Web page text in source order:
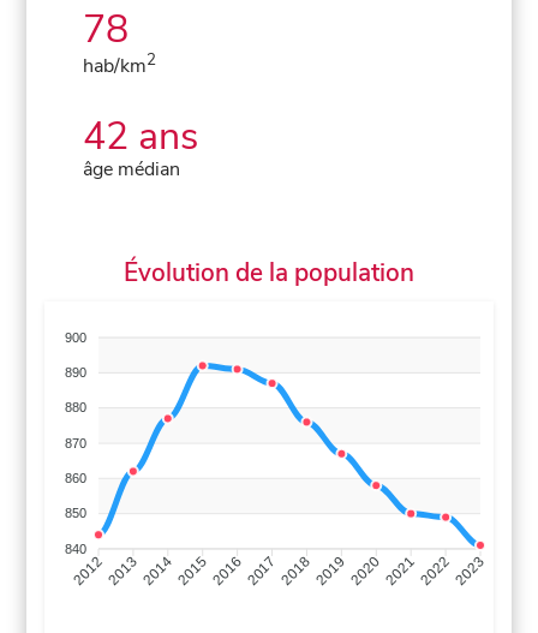
78
hab/km2
42 ans
âge médian
Évolution de la population
900
890
880
870
860
850
840
201220132014201520162017 20182019 2020202120222023